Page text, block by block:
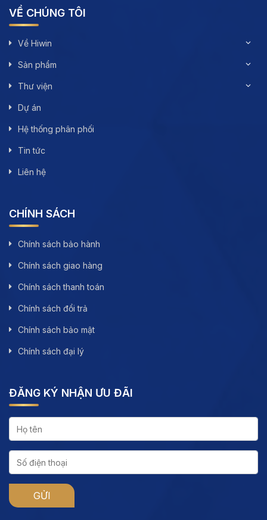
VỀ CHÚNG TÔI
Về Hiwin
Sản phẩm
Thư viện
Dự án
Hệ thống phân phối
Tin tức
Liên hệ
CHÍNH SÁCH
Chính sách bảo hành
Chính sách giao hàng
Chính sách thanh toán
Chính sách đổi trả
Chính sách bảo mật
Chính sách đại lý
ĐĂNG KÝ NHẬN ƯU ĐÃI